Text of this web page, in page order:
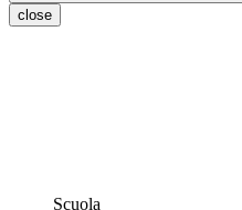
close
Scuola